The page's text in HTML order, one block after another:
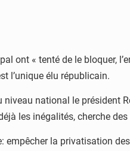
ont « tenté de le bloquer,
l’unique élu républicain.
niveau national le
les inégalités, cherche des
empêcher la privatisation